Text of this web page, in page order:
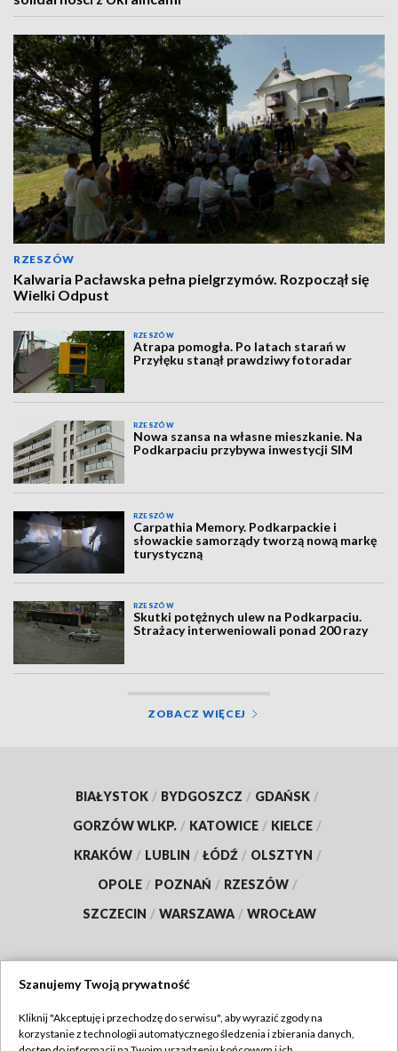
RZESZÓW
Kalwaria Pacławska pełna pielgrzymów. Rozpoczął się
Wielki Odpust
RZESZÓW
Atrapa pomogła. Po latach starań w
Przyłęku stanął prawdziwy fotoradar
RZESZÓW
Nowa szansa na własne mieszkanie. Na
Podkarpaciu przybywa inwestycji SIM
RZESZÓW
Carpathia Memory. Podkarpackie i
słowackie samorządy tworzą nową markę
turystyczną
RZESZÓW
Skutki potężnych ulew na Podkarpaciu.
Strażacy interweniowali ponad 200 razy
ZOBACZ WIĘCEJ
BIAŁYSTOK / BYDGOSZCZ / GDAŃSK /
GORZÓW WLKP. / KATOWICE / KIELCE /
KRAKÓW / LUBLIN / ŁÓDŹ / OLSZTYN /
OPOLE / POZNAŃ / RZESZÓW /
SZCZECIN / WARSZAWA / WROCŁAW
TVP
Szanujemy Twoją prywatność
Kliknij "Akceptuję i przechodzę do serwisu", aby wyrazić zgody na
korzystanie z technologii automatycznego śledzenia i zbierania danych,